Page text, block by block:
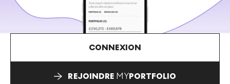
CONNEXION
REJOINDRE MYPORTFOLIO